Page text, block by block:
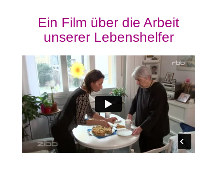
Ein Film über die Arbeit
unserer Lebenshelfer